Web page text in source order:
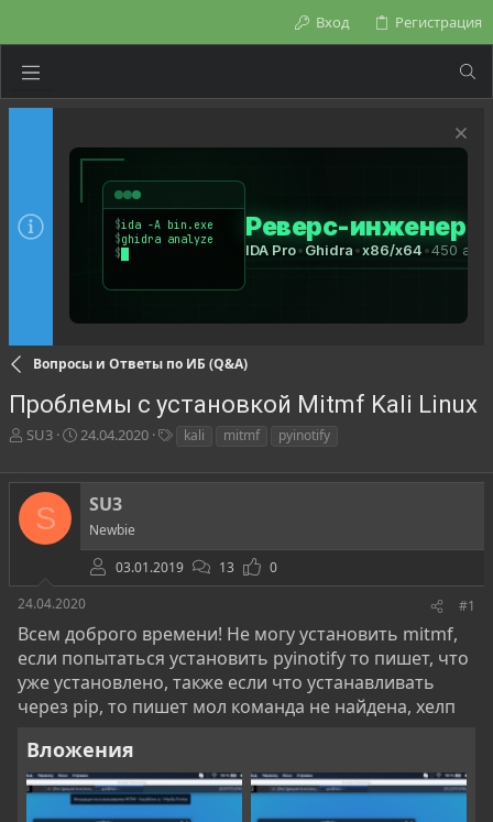
Вход Регистрация
Вопросы и Ответы по ИБ (Q&A)
Проблемы с установкой Mitmf Kali Linux
А
т
о
т
ы
SU3
Д
т
ч
л
а
24.04.2020
г
kali mitmf pyinotify
S SU3
Newbie
03.01.2019
13
0
24.04.2020
#1
Всем доброго времени! Не могу установить mitmf,
если попытаться установить pyinotify то пишет, что
уже установлено, также если что устанавливать
через pip, то пишет мол команда не найдена, хелп
Вложения